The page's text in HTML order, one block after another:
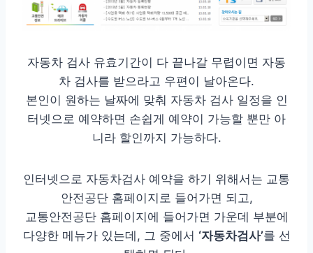
자동차 검사 유효기간이 다 끝나갈 무렵이면 자동
차 검사를 받으라고 우편이 날아온다.
본인이 원하는 날짜에 맞춰 자동차 검사 일정을 인
터넷으로 예약하면 손쉽게 예약이 가능할 뿐만 아
니라 할인까지 가능하다.
인터넷으로 자동차검사 예약을 하기 위해서는 교통
안전공단 홈페이지로 들어가면 되고,
교통안전공단 홈페이지에 들어가면 가운데 부분에
다양한 메뉴가 있는데, 그 중에서 ‘자동차검사’를 선